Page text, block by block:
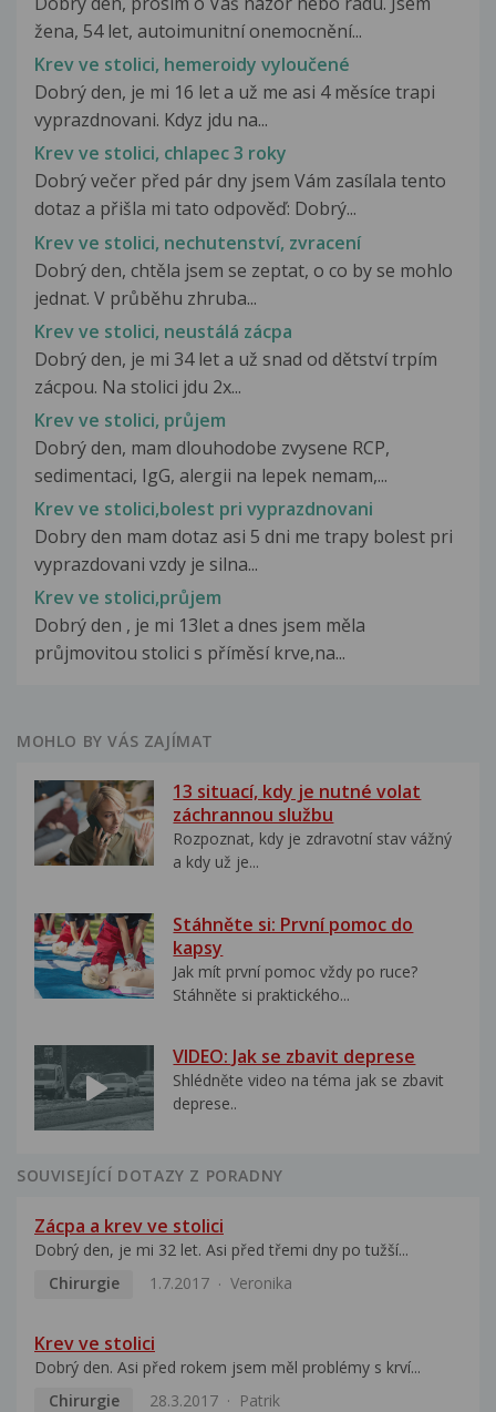
žena, 54 let, autoimunitní onemocnění...
Krev ve stolici, hemeroidy vyloučené
Dobrý den, je mi 16 let a už me asi 4 měsíce trapi
vyprazdnovani. Kdyz jdu na...
Krev ve stolici, chlapec 3 roky
Dobrý večer před pár dny jsem Vám zasílala tento
dotaz a přišla mi tato odpověď: Dobrý...
Krev ve stolici, nechutenství, zvracení
Dobrý den, chtěla jsem se zeptat, o co by se mohlo
jednat. V průběhu zhruba...
Krev ve stolici, neustálá zácpa
Dobrý den, je mi 34 let a už snad od dětství trpím
zácpou. Na stolici jdu 2x...
Krev ve stolici, průjem
Dobrý den, mam dlouhodobe zvysene RCP,
sedimentaci, IgG, alergii na lepek nemam,...
Krev ve stolici,bolest pri vyprazdnovani
Dobry den mam dotaz asi 5 dni me trapy bolest pri
vyprazdovani vzdy je silna...
Krev ve stolici,průjem
Dobrý den , je mi 13let a dnes jsem měla
průjmovitou stolici s příměsí krve,na...
MOHLO BY VÁS ZAJÍMAT
13 situací, kdy je nutné volat
záchrannou službu
Rozpoznat, kdy je zdravotní stav vážný
a kdy už je...
Stáhněte si: První pomoc do
kapsy
Jak mít první pomoc vždy po ruce?
Stáhněte si praktického...
VIDEO: Jak se zbavit deprese
Shlédněte video na téma jak se zbavit
deprese..
SOUVISEJÍCÍ DOTAZY Z PORADNY
Zácpa a krev ve stolici
Dobrý den, je mi 32 let. Asi před třemi dny po tužší...
Chirurgie
1.7.2017 Veronika
Krev ve stolici
Dobrý den. Asi před rokem jsem měl problémy s krví...
Chirurgie
28.3.2017 Patrik